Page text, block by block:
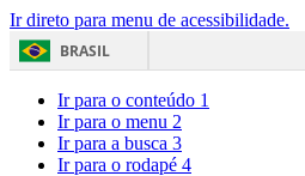
Ir direto para menu de acessibilidade.
BRASIL
Ir para o conteúdo 1
Ir para o menu 2
Ir para a busca 3
Ir para o rodapé 4